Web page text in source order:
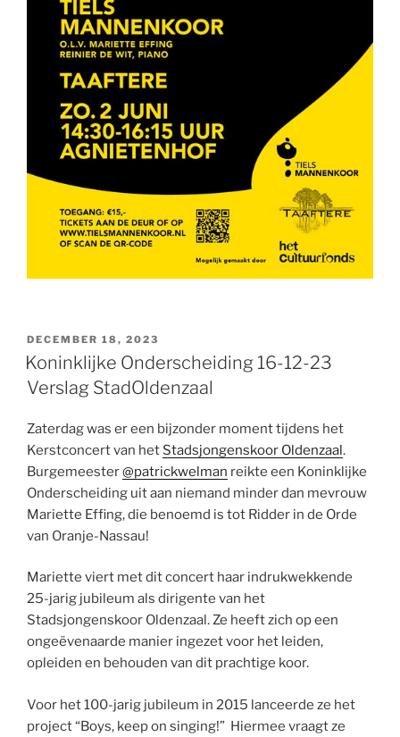
GEPLAATST
OP
DECEMBER 18, 2023
Koninklijke Onderscheiding 16-12-23
Verslag StadOldenzaal
Zaterdag was er een bijzonder moment tijdens het
Kerstconcert van het Stadsjongenskoor Oldenzaal.
Burgemeester@patrickwelman reikte een Koninklijke
Onderscheiding uit aan niemand minder dan mevrouw
Mariette Effing, die benoemd is tot Ridder in de Orde
van Oranje-Nassau!
Mariette viert met dit concert haar indrukwekkende
25-jarig jubileum als dirigente van het
Stadsjongenskoor Oldenzaal. Ze heeft zich op een
ongeëvenaarde manier ingezet voor het leiden,
opleiden en behouden van dit prachtige koor.
Voor het 100-jarig jubileum in 2015 lanceerde ze het
project “Boys, keep on singing!” Hiermee vraagt ze